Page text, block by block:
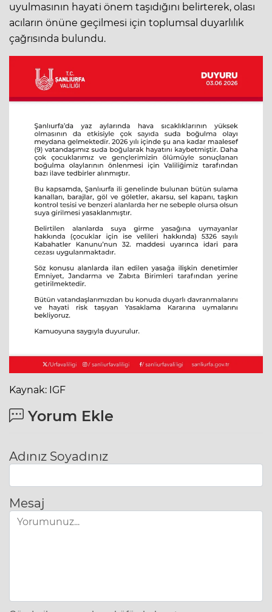
uyulmasının hayati önem taşıdığını belirterek, olası
acıların önüne geçilmesi için toplumsal duyarlılık
çağrısında bulundu.
Kaynak: IGF
Yorum Ekle
Adınız Soyadınız
Mesaj